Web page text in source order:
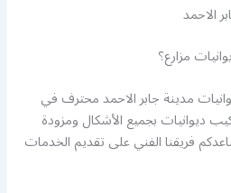
الاحمد
مزارع؟
مدينة جابر الاحمد محترف في
ديوانيات بجميع الأشكال ومزودة
فريقنا الفني على تقديم الخدمات